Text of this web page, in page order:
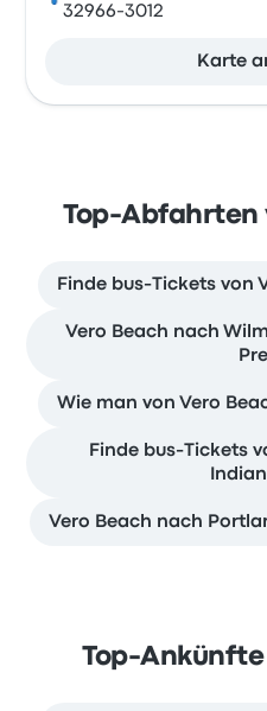
32966-3012
Karte
Top-Abfahrten
Finde bus-Tickets von
Vero Beach nach
Wie man von Vero
Finde bus-Tickets
Vero Beach nach
Top-Ankünfte